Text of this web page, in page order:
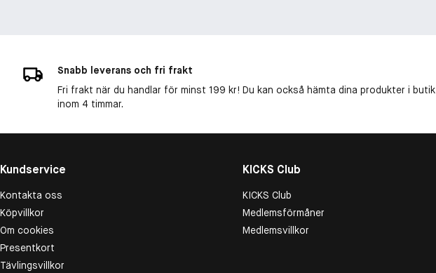
Snabb leverans och fri frakt
Fri frakt när du handlar för minst 199 kr! Du kan också hämta dina produkter i butik
inom 4 timmar.
Kundservice
Kontakta oss
Köpvillkor
Om cookies
Presentkort
Tävlingsvillkor
KICKS Club
KICKS Club
Medlemsförmåner
Medlemsvillkor